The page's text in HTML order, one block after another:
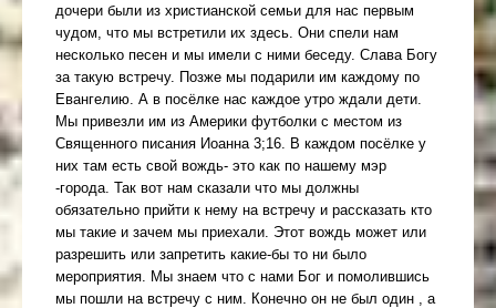
дочери были из христианской семьи для нас первым
чудом, что мы встретили их здесь. Они спели нам
несколько песен и мы имели с ними беседу. Cлава Богу
за такую встречу. Позже мы подарили им каждому по
Евангелию. А в посёлке нас каждое утро ждали дети.
Мы привезли им из Америки футболки с местом из
Священного писания Иоанна 3;16. В каждом посёлке у
них там есть свой вождь- это как по нашему мэр
-города. Так вот нам сказали что мы должны
обязательно прийти к нему на встречу и рассказать кто
мы такие и зачем мы приехали. Этот вождь может или
разрешить или запретить какие-бы то ни было
мероприятия. Мы знаем что с нами Бог и помолившись
мы пошли на встречу с ним. Конечно он не был один , а